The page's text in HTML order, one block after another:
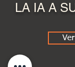
LA IA A